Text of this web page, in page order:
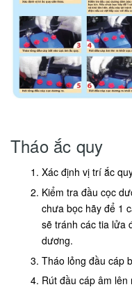
Tháo ắc quy
Xác định vị trí ắc
Kiểm tra đầu cọc
chưa bọc hãy để 1
sẽ tránh các tia lửa
dương.
Tháo lỏng đầu cáp
Rút đầu cáp âm